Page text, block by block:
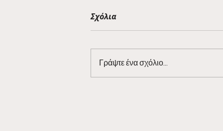
Barman Tales 7/3
Σχόλια
Γράψτε ένα σχόλιο...